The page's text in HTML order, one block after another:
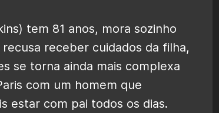
tem 81 anos, mora sozinho
receber cuidados da filha,
se torna ainda mais complexa
com um homem que
estar com pai todos os dias.